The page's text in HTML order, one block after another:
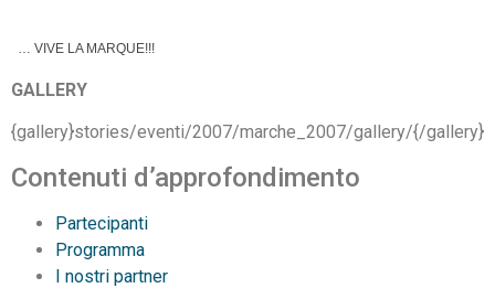
… VIVE LA MARQUE!!!
GALLERY
{gallery}stories/eventi/2007/marche_2007/gallery/{/gallery}
Contenuti d’approfondimento
Partecipanti
Programma
I nostri partner